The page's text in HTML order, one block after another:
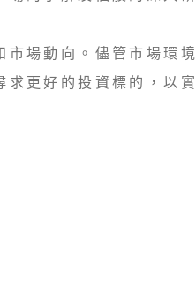
市場動向。儘管市場環境
求更好的投資標的，以實